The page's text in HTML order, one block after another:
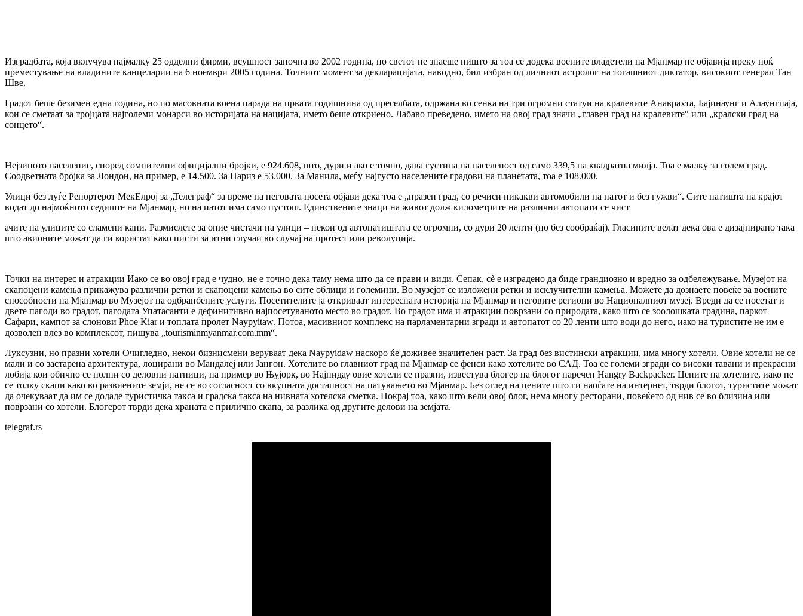
Изградбата, која вклучува најмалку 25 одделни фирми, всушност започна во 2002 година, но светот не знаеше ништо за тоа се додека воените владетели на Мјанмар не објавија преку ноќ
преместување на владините канцеларии на 6 ноември 2005 година. Точниот момент за декларацијата, наводно, бил избран од личниот астролог на тогашниот диктатор, високиот генерал Тан
Шве.
Градот беше безимен една година, но по масовната воена парада на првата годишнина од преселбата, одржана во сенка на три огромни статуи на кралевите Анаврахта, Бајинаунг и Алаунгпаја,
кои се сметаат за тројцата најголеми монарси во историјата на нацијата, името беше откриено. Лабаво преведено, името на овој град значи „главен град на кралевите“ или „кралски град на
сонцето“.
Нејзиното население, според сомнителни официјални бројки, е 924.608, што, дури и ако е точно, дава густина на населеност од само 339,5 на квадратна милја. Тоа е малку за голем град.
Соодветната бројка за Лондон, на пример, е 14.500. За Париз е 53.000. За Манила, меѓу најгусто населените градови на планетата, тоа е 108.000.
Улици без луѓе Репортерот МекЕлрој за „Телеграф“ за време на неговата посета објави дека тоа е „празен град, со речиси никакви автомобили на патот и без гужви“. Сите патишта на крајот
водат до најмоќното седиште на Мјанмар, но на патот има само пустош. Единствените знаци на живот долж километрите на различни автопати се чист
ачите на улиците со сламени капи. Размислете за оние чистачи на улици – некои од автопатиштата се огромни, со дури 20 ленти (но без сообраќај). Гласините велат дека ова е дизајнирано така
што авионите можат да ги користат како писти за итни случаи во случај на протест или револуција.
Точки на интерес и атракции Иако се во овој град е чудно, не е точно дека таму нема што да се прави и види. Сепак, сè е изградено да биде грандиозно и вредно за одбележување. Музејот на
скапоцени камења прикажува различни ретки и скапоцени камења во сите облици и големини. Во музејот се изложени ретки и исклучителни камења. Можете да дознаете повеќе за воените
способности на Мјанмар во Музејот на одбранбените услуги. Посетителите ја откриваат интересната историја на Мјанмар и неговите региони во Националниот музеј. Вреди да се посетат и
двете пагоди во градот, пагодата Упатасанти е дефинитивно најпосетуваното место во градот. Во градот има и атракции поврзани со природата, како што се зоолошката градина, паркот
Сафари, кампот за слонови Phoe Kiar и топлата пролет Naypyitaw. Потоа, масивниот комплекс на парламентарни згради и автопатот со 20 ленти што води до него, иако на туристите не им е
дозволен влез во комплексот, пишува „tourisminmyanmar.com.mm“.
Луксузни, но празни хотели Очигледно, некои бизнисмени веруваат дека Naypyidaw наскоро ќе доживее значителен раст. За град без вистински атракции, има многу хотели. Овие хотели не се
мали и со застарена архитектура, лоцирани во Мандалеј или Јангон. Хотелите во главниот град на Мјанмар се фенси како хотелите во САД. Тоа се големи згради со високи тавани и прекрасни
лобија кои обично се полни со деловни патници, на пример во Њујорк, во Најпидау овие хотели се празни, известува блогер на блогот наречен Hangry Backpacker. Цените на хотелите, иако не
се толку скапи како во развиените земји, не се во согласност со вкупната достапност на патувањето во Мјанмар. Без оглед на цените што ги наоѓате на интернет, тврди блогот, туристите можат
да очекуваат да им се додаде туристичка такса и градска такса на нивната хотелска сметка. Покрај тоа, како што вели овој блог, нема многу ресторани, повеќето од нив се во близина или
поврзани со хотели. Блогерот тврди дека храната е прилично скапа, за разлика од другите делови на земјата.
telegraf.rs